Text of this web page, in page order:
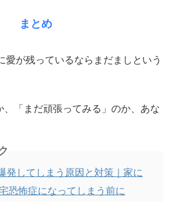
まとめ
愛が残っているならまだましという
、「まだ頑張ってみる」のか、あな
発してしまう原因と対策｜家に
恐怖症になってしまう前に